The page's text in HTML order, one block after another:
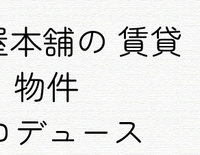
舗の 賃貸
物件
デュース